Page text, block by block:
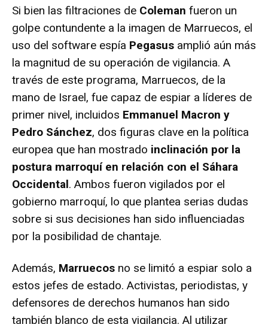
Si bien las filtraciones de Coleman fueron un
golpe contundente a la imagen de Marruecos, el
uso del software espía Pegasus amplió aún más
la magnitud de su operación de vigilancia. A
través de este programa, Marruecos, de la
mano de Israel, fue capaz de espiar a líderes de
primer nivel, incluidos Emmanuel Macron y
Pedro Sánchez, dos figuras clave en la política
europea que han mostrado inclinación por la
postura marroquí en relación con el Sáhara
Occidental. Ambos fueron vigilados por el
gobierno marroquí, lo que plantea serias dudas
sobre si sus decisiones han sido influenciadas
por la posibilidad de chantaje.
Además, Marruecos no se limitó a espiar solo a
estos jefes de estado. Activistas, periodistas, y
defensores de derechos humanos han sido
también blanco de esta vigilancia. Al utilizar